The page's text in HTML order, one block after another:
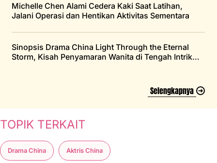
Michelle Chen Alami Cedera Kaki Saat Latihan,
Jalani Operasi dan Hentikan Aktivitas Sementara
Sinopsis Drama China Light Through the Eternal
Storm, Kisah Penyamaran Wanita di Tengah Intrik
Selengkapnya
TOPIK TERKAIT
Drama China Aktris China